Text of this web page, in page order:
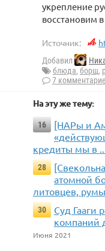
укрепление
восстановим
Источник:
Добавил
блюда, борщ,
7
На эту же тему:
16
[НАРы и
кредиты мы в
28
атомной
литовцев,
30
Суд Гааги
компаний
Июня 2021